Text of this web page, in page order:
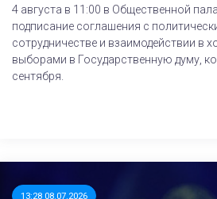
4 августа в 11:00 в Общественной
подписание соглашения с
сотрудничестве и взаимодействии в
выборами в Государственную думу,
сентября.
13:28 08.07.2026